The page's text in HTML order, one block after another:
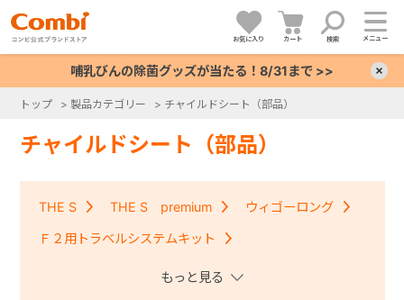
お気に入り カート 検索 メニュー
哺乳びんの除菌グッズが当たる！8/31まで >>
トップ > 製品カテゴリー > チャイルドシート（部品）
チャイルドシート（部品）
THE S THE S premium ウィゴーロング
Ｆ２用トラベルシステムキット
クルムーヴコンパクトISOFIX・クルムーヴアドバンス